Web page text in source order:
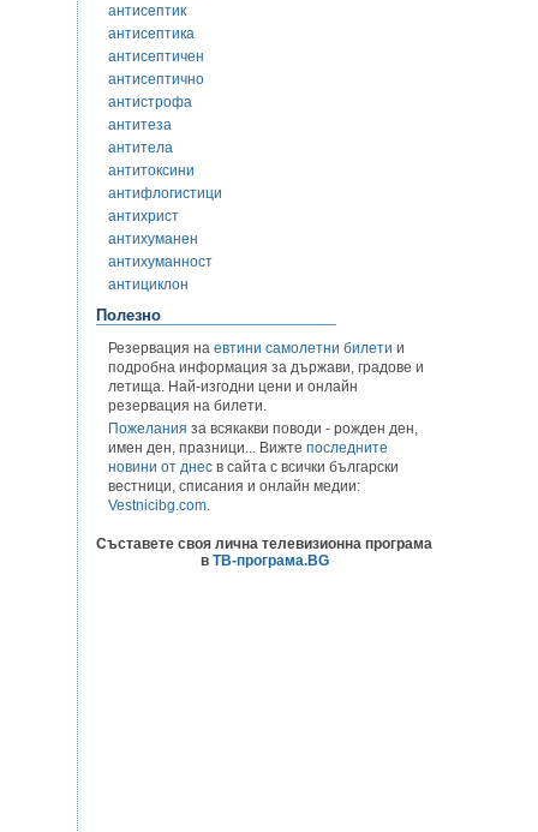
антисептик
антисептика
антисептичен
антисептично
антистрофа
антитеза
антитела
антитоксини
антифлогистици
антихрист
антихуманен
антихуманност
антициклон
Полезно
Резервация на евтини самолетни билети и
подробна информация за държави, градове и
летища. Най-изгодни цени и онлайн
резервация на билети.
Пожелания за всякакви поводи - рожден ден,
имен ден, празници... Вижте последните
новини от днес в сайта с всички български
вестници, списания и онлайн медии:
Vestnicibg.com.
Съставете своя лична телевизионна програма
в ТВ-програма.BG